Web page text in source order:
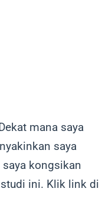
mana saya
saya
kongsikan
ini. Klik link di